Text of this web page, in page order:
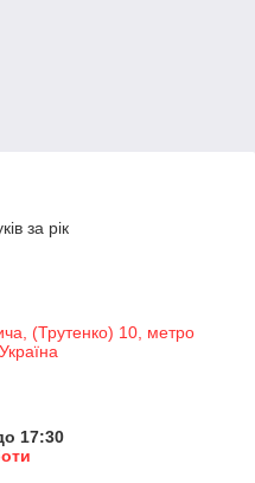
за рік
(Трутенко) 10, метро
17:30